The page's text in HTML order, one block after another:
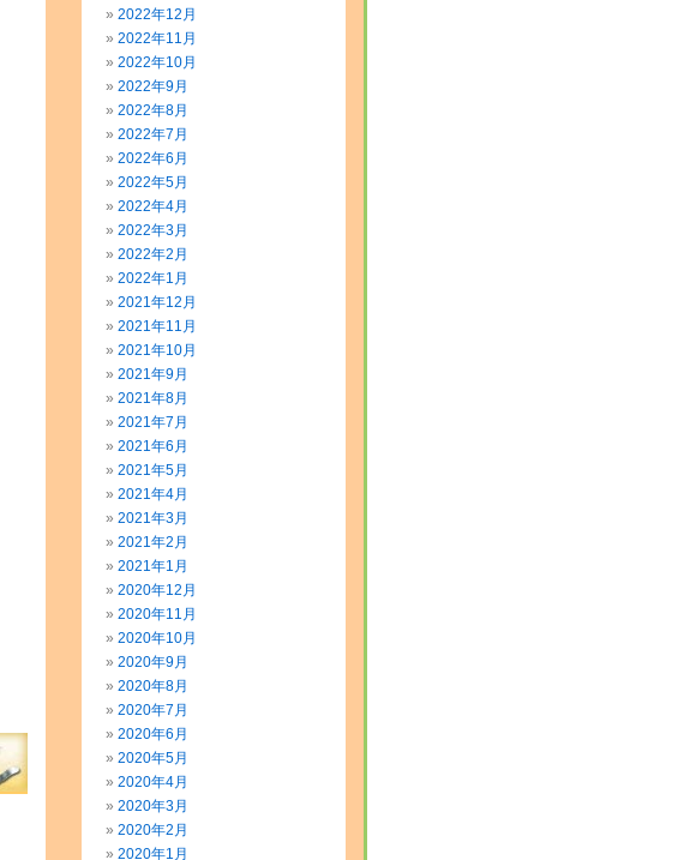
2022年12月
2022年11月
2022年10月
2022年9月
2022年8月
2022年7月
2022年6月
2022年5月
2022年4月
2022年3月
2022年2月
2022年1月
2021年12月
2021年11月
2021年10月
2021年9月
2021年8月
2021年7月
2021年6月
2021年5月
2021年4月
2021年3月
2021年2月
2021年1月
2020年12月
2020年11月
2020年10月
2020年9月
2020年8月
2020年7月
2020年6月
2020年5月
2020年4月
2020年3月
2020年2月
2020年1月